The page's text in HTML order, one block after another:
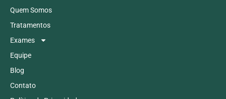
Quem Somos
Tratamentos
Exames
Equipe
Blog
Contato